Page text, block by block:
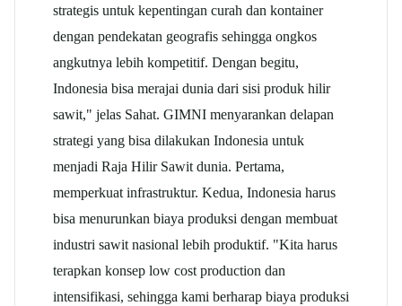
strategis untuk kepentingan curah dan kontainer
dengan pendekatan geografis sehingga ongkos
angkutnya lebih kompetitif. Dengan begitu,
Indonesia bisa merajai dunia dari sisi produk hilir
sawit," jelas Sahat. GIMNI menyarankan delapan
strategi yang bisa dilakukan Indonesia untuk
menjadi Raja Hilir Sawit dunia. Pertama,
memperkuat infrastruktur. Kedua, Indonesia harus
bisa menurunkan biaya produksi dengan membuat
industri sawit nasional lebih produktif. "Kita harus
terapkan konsep low cost production dan
intensifikasi, sehingga kami berharap biaya produksi